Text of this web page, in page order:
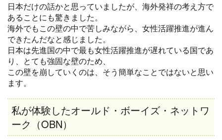
日本だけの話かと思っていましたが、海外発祥の考え方で
あることにも驚きました。
海外でもこの壁の中で苦しみながら、女性活躍推進が進ん
できたんだなと感じました。
日本は先進国の中で最も女性活躍推進が遅れている国であ
り、とても強固な壁のため、
この壁を崩していくのは、そう簡単なことではないと思い
ます。
私が体験したオールド・ボーイズ・ネットワ
ーク（OBN）